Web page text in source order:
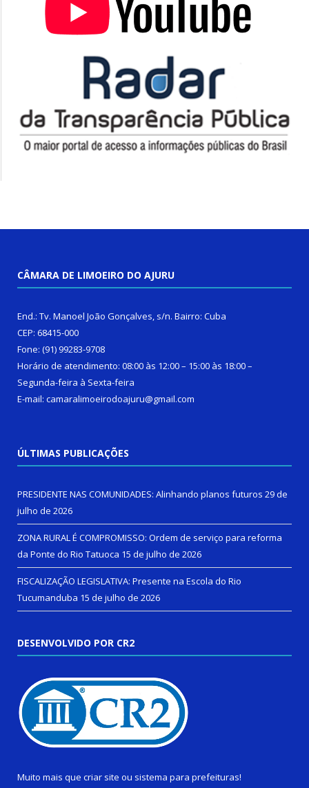
CÂMARA DE LIMOEIRO DO AJURU
End.: Tv. Manoel João Gonçalves, s/n. Bairro: Cuba
CEP: 68415-000
Fone: (91) 99283-9708
Horário de atendimento: 08:00 às 12:00 – 15:00 às 18:00 –
Segunda-feira à Sexta-feira
E-mail: camaralimoeirodoajuru@gmail.com
ÚLTIMAS PUBLICAÇÕES
PRESIDENTE NAS COMUNIDADES: Alinhando planos futuros 29 de
julho de 2026
ZONA RURAL É COMPROMISSO: Ordem de serviço para reforma
da Ponte do Rio Tatuoca 15 de julho de 2026
FISCALIZAÇÃO LEGISLATIVA: Presente na Escola do Rio
Tucumanduba 15 de julho de 2026
DESENVOLVIDO POR CR2
Muito mais que criar site ou sistema para prefeituras!